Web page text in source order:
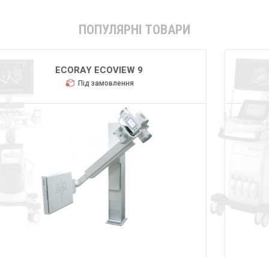
ПОПУЛЯРНІ ТОВАРИ
GMM POLISTAT M32
Під замовлення